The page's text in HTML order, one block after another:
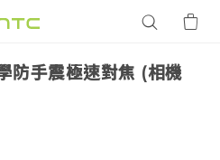
防手震極速對焦 (相機